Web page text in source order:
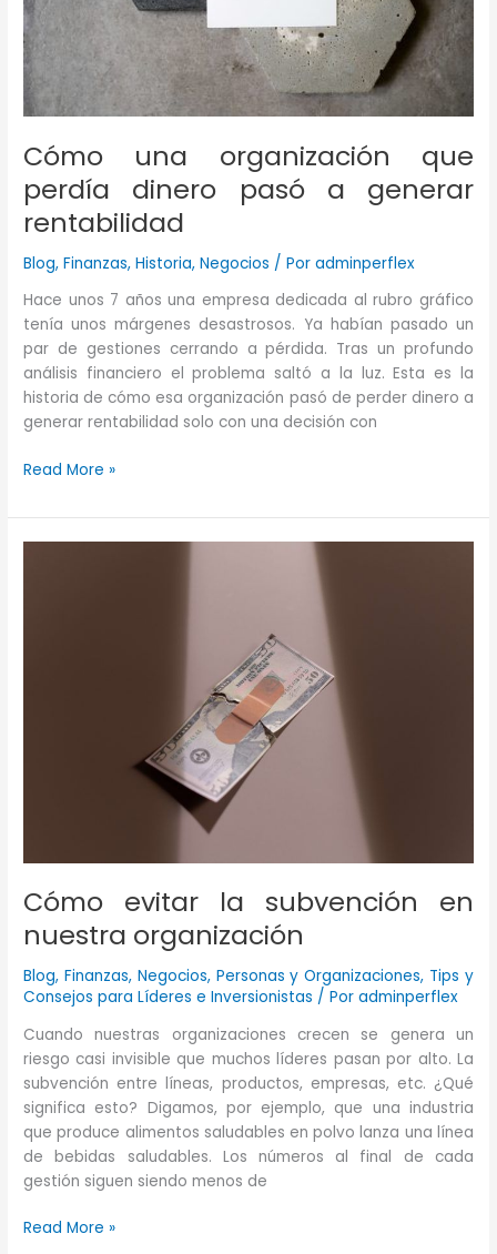
Cómo una organización que
perdía dinero pasó a generar
rentabilidad
Blog,Finanzas,Historia,Negocios / Poradminperflex
Hace unos 7 años una empresa dedicada al rubro gráfico
tenía unos márgenes desastrosos. Ya habían pasado un
par de gestiones cerrando a pérdida. Tras un profundo
análisis financiero el problema saltó a la luz. Esta es la
historia de cómo esa organización pasó de perder dinero a
generar rentabilidad solo con una decisión con
Cómo
organización
que
Read More »
Cómo evitar la subvención en
nuestra organización
Blog, Finanzas, Negocios, Personas y Organizaciones, Tips y
Consejos para Líderes e Inversionistas / Poradminperflex
Cuando nuestras organizaciones crecen se genera un
riesgo casi invisible que muchos líderes pasan por alto. La
subvención entre líneas, productos, empresas, etc. ¿Qué
significa esto? Digamos, por ejemplo, que una industria
que produce alimentos saludables en polvo lanza una línea
de bebidas saludables. Los números al final de cada
gestión siguen siendo menos de
Cómo
Read More »